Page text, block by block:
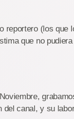
reportero (los que
que no
canal, y su